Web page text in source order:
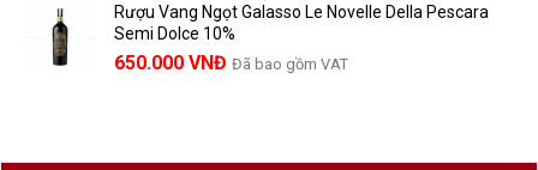
Rượu Vang Ngọt Galasso Le Novelle Della Pescara
Semi Dolce 10%
650.000 VNĐ Đã bao gồm VAT